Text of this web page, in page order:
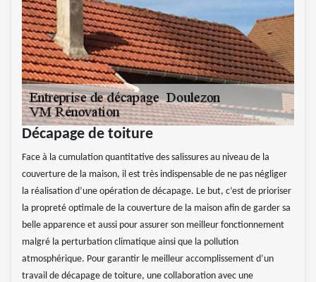
Décapage de toiture
Face à la cumulation quantitative des salissures au niveau de la
couverture de la maison, il est très indispensable de ne pas négliger
la réalisation d’une opération de décapage. Le but, c’est de prioriser
la propreté optimale de la couverture de la maison afin de garder sa
belle apparence et aussi pour assurer son meilleur fonctionnement
malgré la perturbation climatique ainsi que la pollution
atmosphérique. Pour garantir le meilleur accomplissement d’un
travail de décapage de toiture, une collaboration avec une